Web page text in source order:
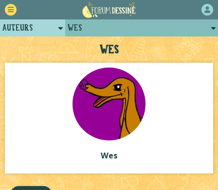
Wes
Wes
Auteurs
Retour
Forum
Projets
Tutoriels
Wes
Posts de wes